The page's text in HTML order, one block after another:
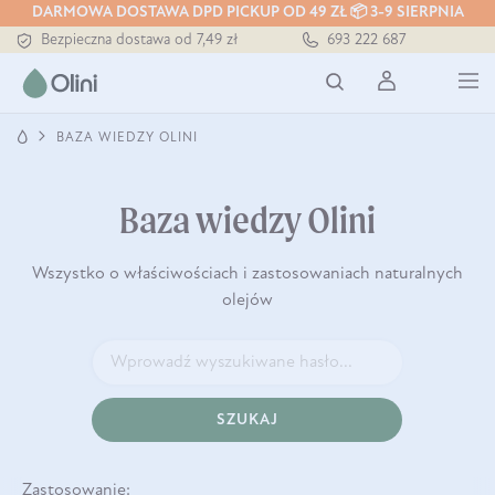
DARMOWA DOSTAWA DPD PICKUP OD 49 ZŁ 📦 3-9 SIERPNIA
Bezpieczna dostawa od 7,49 zł
Darmowa dostawa od 199 zł
Tłoczony zawsze na zimno
693 222 687
BAZA WIEDZY OLINI
Baza wiedzy Olini
Wszystko o właściwościach i zastosowaniach naturalnych
olejów
SZUKAJ
Zastosowanie: